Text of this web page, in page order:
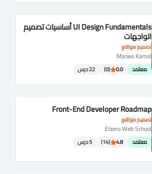
تصميم مواقع
UI Design Fundamentals أساسيات تصميم
الواجهات
Marwa Kamal
معتمد 0.0
(0) 22 درس
تصميم مواقع
Front-End Developer Roadmap
Elzero Web School
معتمد 4.8
(14) 5 درس